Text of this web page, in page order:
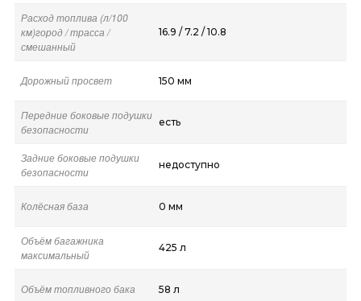
Расход топлива (л/100
км)город / трасса /
смешанный
16.9 / 7.2 / 10.8
Дорожный просвет 150 мм
Передние боковые подушки
безопасности
есть
Задние боковые подушки
безопасности
недоступно
Колёсная база 0 мм
Объём багажника
максимальный
425 л
Объём топливного бака 58 л